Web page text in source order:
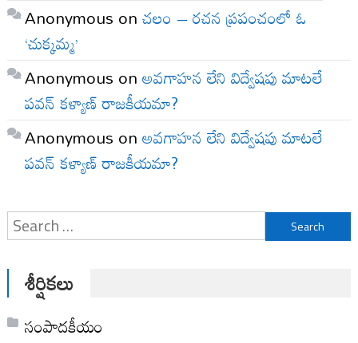
Anonymous onచలం – రచన ప్రపంచంలో ఓ
‘చుక్కమ్మ’
Anonymous onఅవగాహన లేని విద్వేషపు మాటలే
పవన్ కళ్యాణ్ రాజకీయమా?
Anonymous onఅవగాహన లేని విద్వేషపు మాటలే
పవన్ కళ్యాణ్ రాజకీయమా?
Search
for:
శీర్షికలు
సంపాదకీయం